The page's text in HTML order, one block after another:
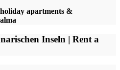
apartments &
Inseln | Rent a